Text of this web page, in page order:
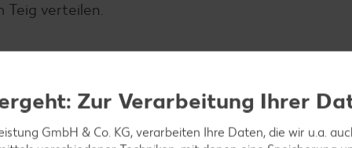
Teig verteilen.
darauflegen. Deckel des Waffeleisens
ist.
Zur Verarbeitung Ihrer
GmbH & Co. KG, verarbeiten Ihre Daten, die wir u.a.